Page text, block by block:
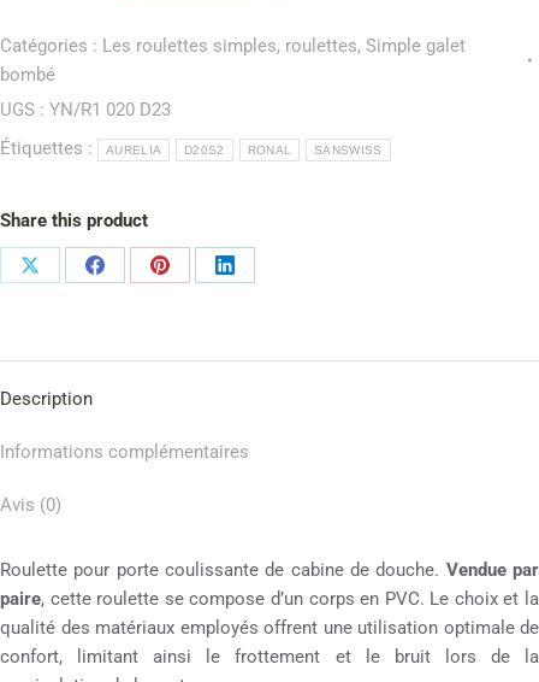
Catégories : Les roulettes simples, roulettes, Simple galet
bombé
UGS : YN/R1 020 D23
Étiquettes :
AURELIA D20S2 RONAL SANSWISS
Share this product
Description
Informations complémentaires
Avis (0)
Roulette pour porte coulissante de cabine de douche. Vendue par
paire, cette roulette se compose d’un corps en PVC. Le choix et la
qualité des matériaux employés offrent une utilisation optimale de
confort, limitant ainsi le frottement et le bruit lors de la